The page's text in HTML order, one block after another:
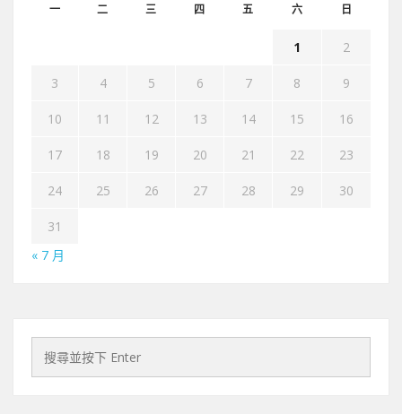
一 二 三 四 五 六 日
1 2
3 4 5 6 7 8 9
10 11 12 13 14 15 16
17 18 19 20 21 22 23
24 25 26 27 28 29 30
31
« 7 月